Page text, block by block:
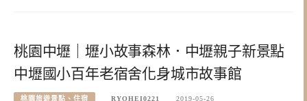
桃園中壢｜壢小故事森林．中壢親子新景點
中壢國小百年老宿舍化身城市故事館
桃園旅遊景點、住宿 RYOHEI0221 2019-05-26